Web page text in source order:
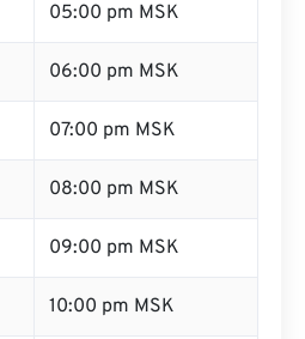
05:00 pm MSK
06:00 pm MSK
07:00 pm MSK
08:00 pm MSK
09:00 pm MSK
10:00 pm MSK